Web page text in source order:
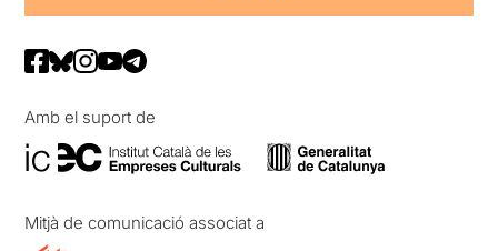
Amb el suport de
Mitjà de comunicació associat a